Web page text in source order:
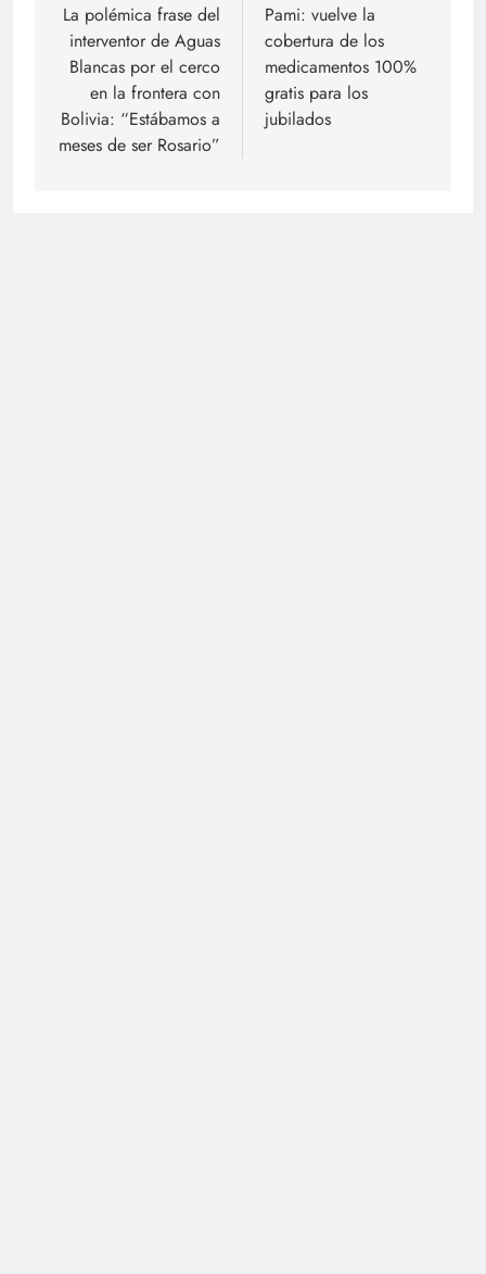
de
entradas
La polémica frase del
interventor de Aguas
Blancas por el cerco
en la frontera con
Bolivia: “Estábamos a
meses de ser Rosario”
Pami: vuelve la
cobertura de los
medicamentos 100%
gratis para los
jubilados